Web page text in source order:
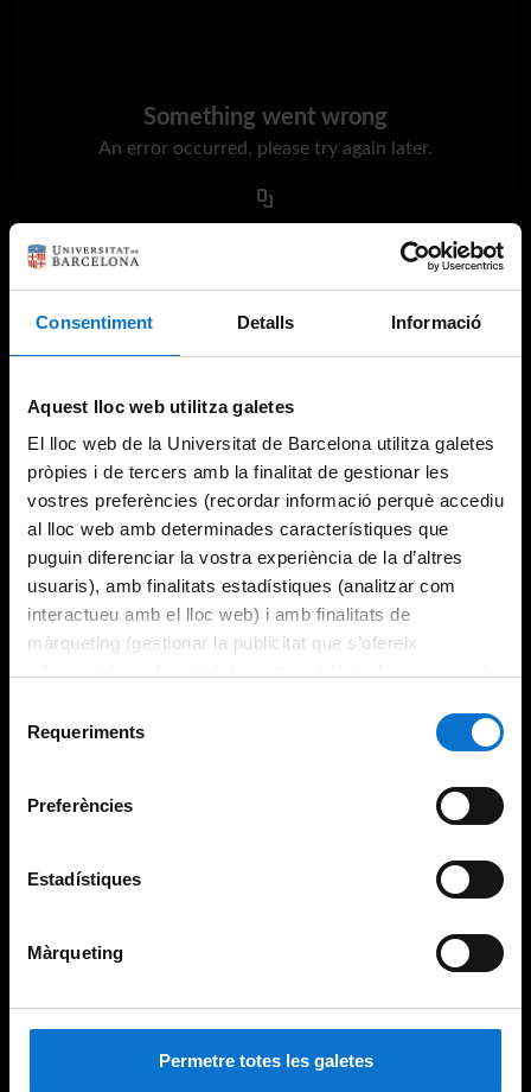
Consentiment Detalls Informació
Aquest lloc web utilitza galetes
El lloc web de la Universitat de Barcelona utilitza galetes
pròpies i de tercers amb la finalitat de gestionar les
vostres preferències (recordar informació perquè accediu
al lloc web amb determinades característiques que
puguin diferenciar la vostra experiència de la d’altres
usuaris), amb finalitats estadístiques (analitzar com
interactueu amb el lloc web) i amb finalitats de
màrqueting (gestionar la publicitat que s’ofereix
consultar laPolítica de galetes del lloc web de la
Requeriments
Preferències
Estadístiques
Màrqueting
Permetre totes les galetes
Something went wrong
An error occurred, please try again later.